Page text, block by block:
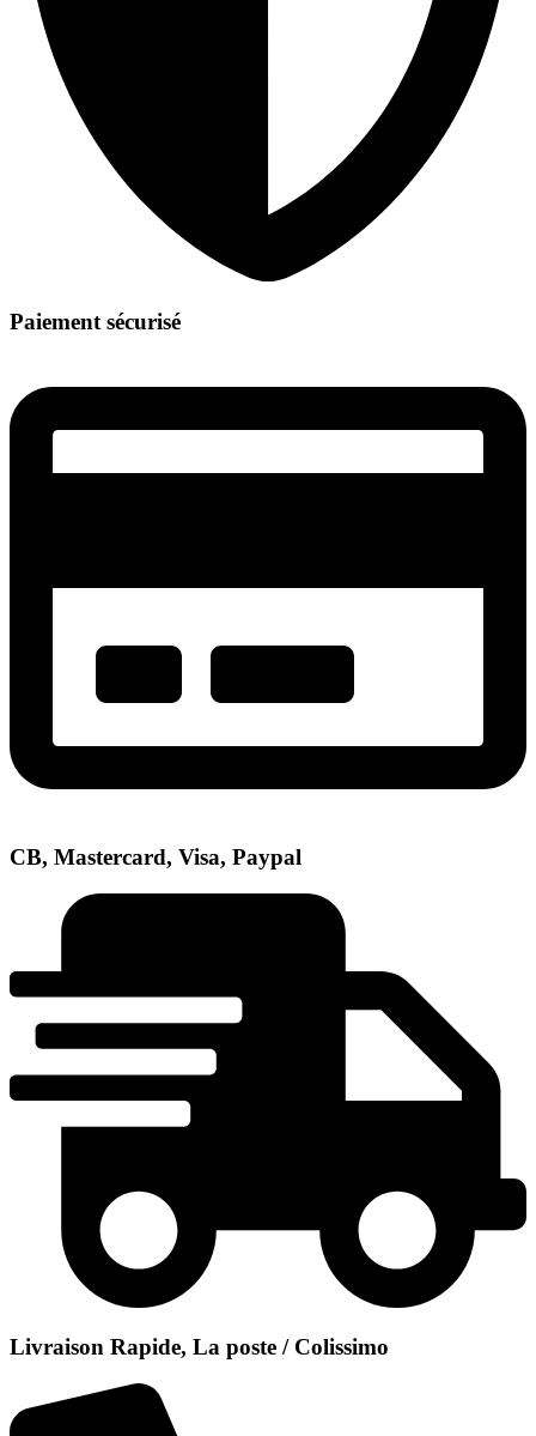
Paiement sécurisé
CB, Mastercard, Visa, Paypal
Livraison Rapide, La poste / Colissimo